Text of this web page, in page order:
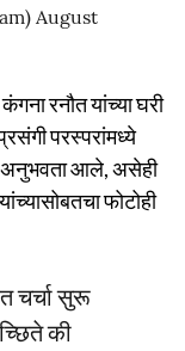
August
रनौत यांच्या घरी
परस्परांमध्ये
अनुभवता आले, असेही
फोटोही
चर्चा सुरू
की